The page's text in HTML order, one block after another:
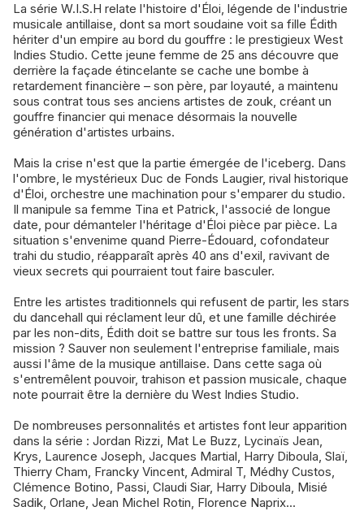
La série W.I.S.H relate l'histoire d'Éloi, légende de l'industrie
musicale antillaise, dont sa mort soudaine voit sa fille Édith
hériter d'un empire au bord du gouffre : le prestigieux West
Indies Studio. Cette jeune femme de 25 ans découvre que
derrière la façade étincelante se cache une bombe à
retardement financière – son père, par loyauté, a maintenu
sous contrat tous ses anciens artistes de zouk, créant un
gouffre financier qui menace désormais la nouvelle
génération d'artistes urbains.
Mais la crise n'est que la partie émergée de l'iceberg. Dans
l'ombre, le mystérieux Duc de Fonds Laugier, rival historique
d'Éloi, orchestre une machination pour s'emparer du studio.
Il manipule sa femme Tina et Patrick, l'associé de longue
date, pour démanteler l'héritage d'Éloi pièce par pièce. La
situation s'envenime quand Pierre-Édouard, cofondateur
trahi du studio, réapparaît après 40 ans d'exil, ravivant de
vieux secrets qui pourraient tout faire basculer.
Entre les artistes traditionnels qui refusent de partir, les stars
du dancehall qui réclament leur dû, et une famille déchirée
par les non-dits, Édith doit se battre sur tous les fronts. Sa
mission ? Sauver non seulement l'entreprise familiale, mais
aussi l'âme de la musique antillaise. Dans cette saga où
s'entremêlent pouvoir, trahison et passion musicale, chaque
note pourrait être la dernière du West Indies Studio.
De nombreuses personnalités et artistes font leur apparition
dans la série : Jordan Rizzi, Mat Le Buzz, Lycinaïs Jean,
Krys, Laurence Joseph, Jacques Martial, Harry Diboula, Slaï,
Thierry Cham, Francky Vincent, Admiral T, Médhy Custos,
Clémence Botino, Passi, Claudi Siar, Harry Diboula, Misié
Sadik, Orlane, Jean Michel Rotin, Florence Naprix...